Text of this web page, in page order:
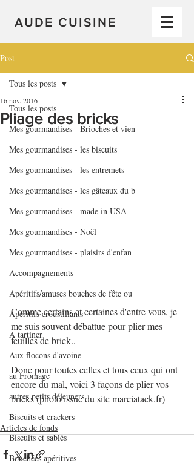
AUDE CUISINE
Post
Tous les posts
Mes gourmandises - Brioches et vien
Mes gourmandises - les biscuits
Mes gourmandises - les entremets
Mes gourmandises - les gâteaux du b
Mes gourmandises - made in USA
Mes gourmandises - Noël
Mes gourmandises - plaisirs d'enfan
Accompagnements
Apéritifs/amuses bouches de fête ou
Apéritifs croustillants
A tartiner
Aux flocons d'avoine
au Fromage
autres petits déjeuners
Biscuits et crackers
Biscuits et sablés
Bouchées apéritives
Tous les posts
Pliage des bricks
16 nov. 2016
Comme certains et certaines d'entre vous, je
me suis souvent débattue pour plier mes
feuilles de brick..
Donc pour toutes celles et tous ceux qui ont
encore du mal, voici 3 façons de plier vos
bricks (photo issue du site marciatack.fr)
Articles de fonds